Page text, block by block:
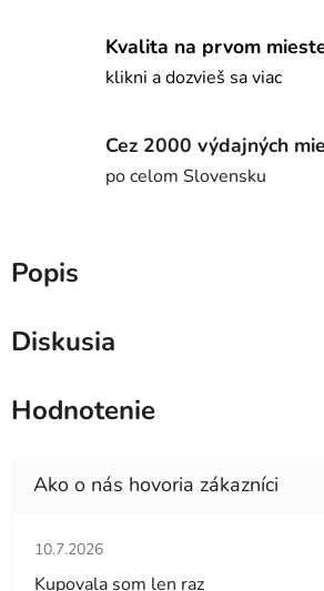
Kvalita na prvom
klikni a dozvieš sa viac
Cez 2000 výdajných
po celom Slovensku
Popis
Diskusia
Hodnotenie
Hodnotenie obchodu je 5 z 5
10.7.2026
Kupovala som len raz